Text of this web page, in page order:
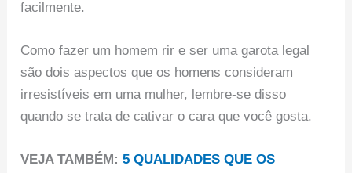
facilmente.
Como fazer um homem rir e ser uma garota legal
são dois aspectos que os homens consideram
irresistíveis em uma mulher, lembre-se disso
quando se trata de cativar o cara que você gosta.
VEJA TAMBÉM:5 QUALIDADES QUE OS